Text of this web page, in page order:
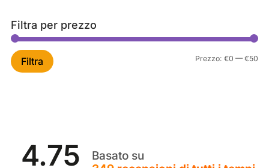
Filtra per prezzo
Filtra Prezzo:€0 —€50
4.75
Basato su